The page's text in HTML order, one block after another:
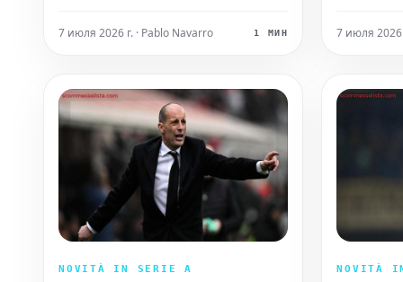
rientri importanti, si ripropone
7 июля 2026 г. · Pablo Navarro 1 МИН
quattro
7 июля 2026
NOVITÀ IN SERIE A NOVITÀ